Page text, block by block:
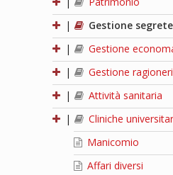
|
Gestione
|
Gestione
|
Gestione
|
Attività sanitaria
|
Cliniche
Manicomio
Affari diversi